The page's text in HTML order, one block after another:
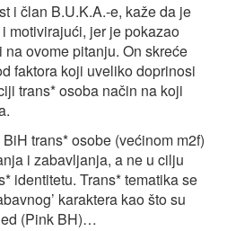
i član B.U.K.A.-e, kaže da je
motivirajući, jer je pokazao
ovome pitanju. On skreće
faktora koji uveliko doprinosi
trans* osoba način na koji
trans* osobe (većinom m2f)
i zabavljanja, a ne u cilju
identitetu. Trans* tematika se
karaktera kao što su
(Pink BH)…